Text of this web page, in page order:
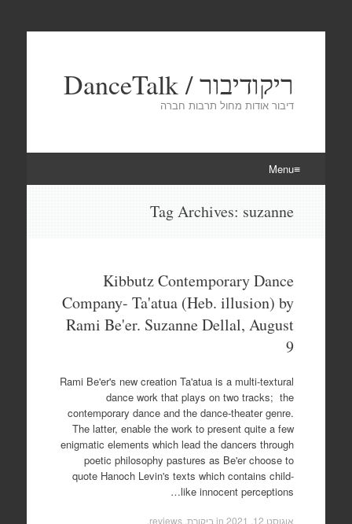
ריקודיבור / DanceTalk
דיבור אודות מחול תרבות חברה
Menu
Tag Archives: suzanne
Kibbutz Contemporary Dance
Company- Ta'atua (Heb. illusion) by
Rami Be'er. Suzanne Dellal, August
9
Rami Be'er's new creation Ta'atua is a multi-textural
dance work that plays on two tracks; the
contemporary dance and the dance-theater genre.
The latter, enable the work to present quite a few
enigmatic elements which lead the dancers through
poetic philosophy pastures as Be'er choose to
quote Hanoch Levin's texts which contains child-
like innocent perceptions…
אוגוסט 12, 2021 in ביקורת, reviews